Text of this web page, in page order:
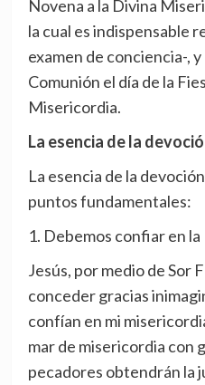
Novena a la Divina
la cual es indispensable
examen de conciencia-,
Comunión el día de la
Misericordia.
La esencia de la
La esencia de la
puntos fundamentales:
1. Debemos confiar en
Jesús, por medio de Sor
conceder gracias
confían en mi
mar de misericordia con
pecadores obtendrán la